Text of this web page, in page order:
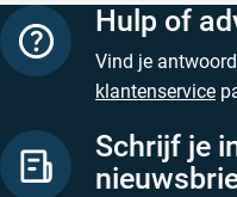
Hulp of
Vind je
klantenservice
Schrijf je